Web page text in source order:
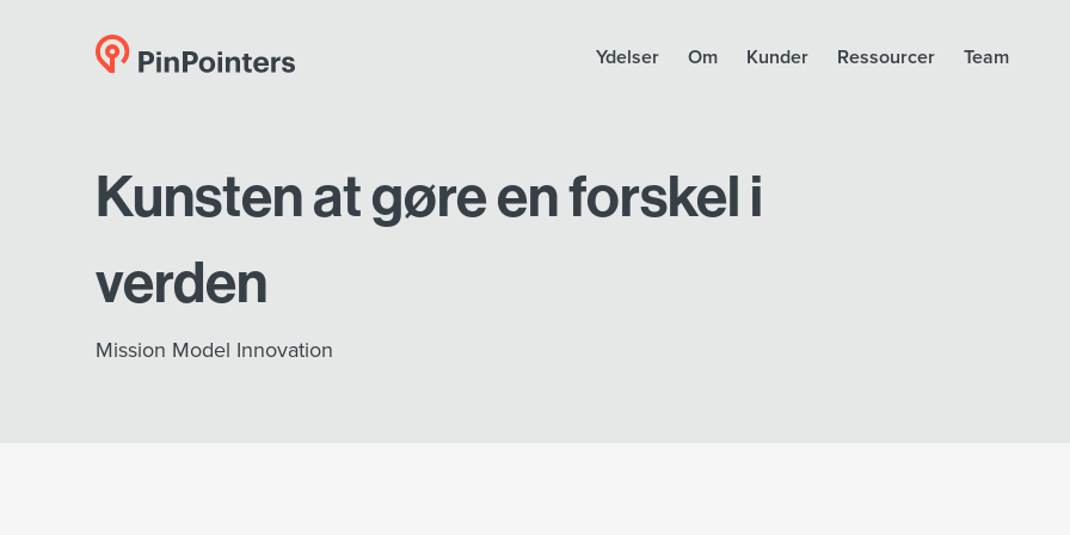
Ydelser Om Kunder Ressourcer Team
Kunsten at gøre en forskel i
verden
Mission Model Innovation